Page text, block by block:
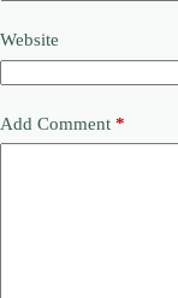
Website
Add Comment *